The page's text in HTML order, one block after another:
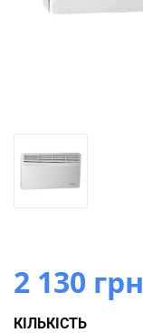
2 130 грн
КІЛЬКІСТЬ